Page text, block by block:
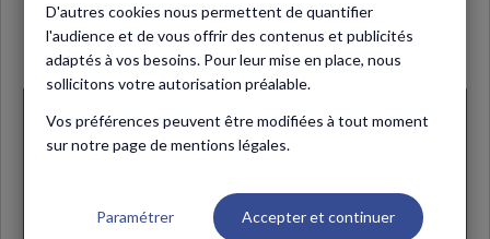
Les poux, comment en venir à bout ?
D'autres cookies nous permettent de quantifier
l'audience et de vous offrir des contenus et publicités
adaptés à vos besoins. Pour leur mise en place, nous
sollicitons votre autorisation préalable.
Vos préférences peuvent être modifiées à tout moment
sur notre page de mentions légales.
Paramétrer Accepter et continuer